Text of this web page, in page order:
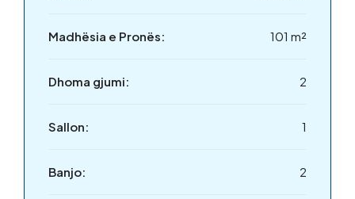
Madhësia e Pronës: 101 m²
Dhoma gjumi: 2
Sallon: 1
Banjo: 2